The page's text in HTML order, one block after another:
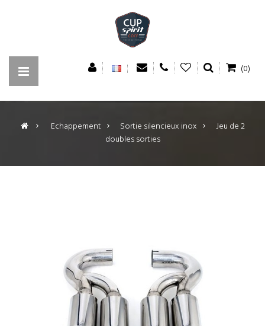
(0)
> Echappement > Sortie silencieux inox >
Jeu de 2
doubles sorties